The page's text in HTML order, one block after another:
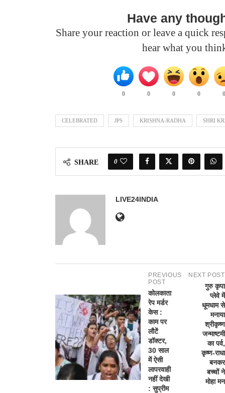
Have any
Share your reaction or leave a quick
hear what you
0 0 0 0
CELEBRATED JPS KRISHNA-RADHA SHRI
SHARE 0
LIVE24INDIA
PREVIOUS
POST
कोलकाता
रेप मर्डर
केस :
काम पर
लौटें
डॉक्टर,
30 साल
में ऐसी
लापरवाही
नहीं देखी
: सुप्रीम
NEXT POST
गुरु कृपा
प्लेवे में
धूमधाम से
मनाया
श्रीकृष्ण
जन्माष्टमी
का पर्व,
कृष्ण-राधा
बनकर
बच्चों ने
मोहा मन